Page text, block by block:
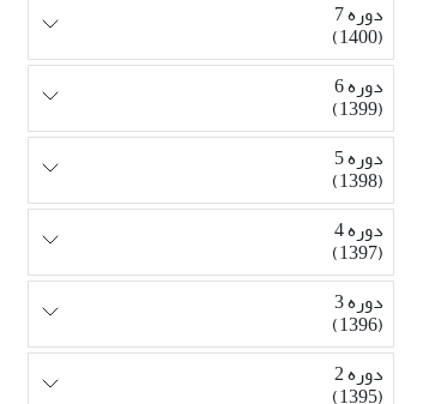
دوره 7
(1400)
دوره 6
(1399)
دوره 5
(1398)
دوره 4
(1397)
دوره 3
(1396)
دوره 2